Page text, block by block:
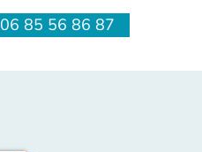
06 85 56 86 87